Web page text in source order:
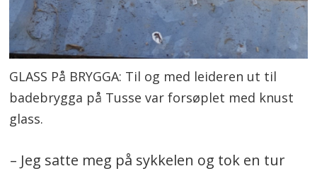
GLASS På BRYGGA: Til og med leideren ut til
badebrygga på Tusse var forsøplet med knust
glass.
– Jeg satte meg på sykkelen og tok en tur